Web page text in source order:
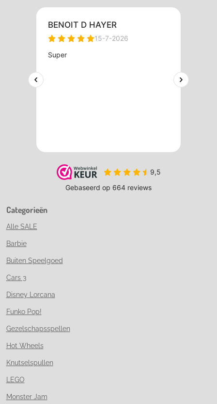
Categorieën
Alle SALE
Barbie
Buiten Speelgoed
Cars 3
Disney Lorcana
Funko Pop!
Gezelschapsspellen
Hot Wheels
Knutselspullen
LEGO
Monster Jam